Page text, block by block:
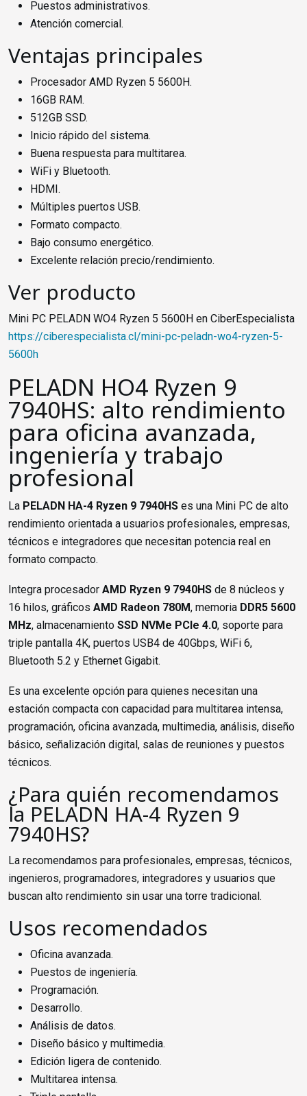
Puestos administrativos.
Atención comercial.
Ventajas principales
Procesador AMD Ryzen 5 5600H.
16GB RAM.
512GB SSD.
Inicio rápido del sistema.
Buena respuesta para multitarea.
WiFi y Bluetooth.
HDMI.
Múltiples puertos USB.
Formato compacto.
Bajo consumo energético.
Excelente relación precio/rendimiento.
Ver producto
Mini PC PELADN WO4 Ryzen 5 5600H en CiberEspecialista
https://ciberespecialista.cl/mini-pc-peladn-wo4-ryzen-5-
5600h
PELADN HO4 Ryzen 9
7940HS: alto rendimiento
para oficina avanzada,
ingeniería y trabajo
profesional
La PELADN HA-4 Ryzen 9 7940HS es una Mini PC de alto
rendimiento orientada a usuarios profesionales, empresas,
técnicos e integradores que necesitan potencia real en
formato compacto.
Integra procesador AMD Ryzen 9 7940HS de 8 núcleos y
16 hilos, gráficos AMD Radeon 780M, memoria DDR5 5600
MHz, almacenamiento SSD NVMe PCIe 4.0, soporte para
triple pantalla 4K, puertos USB4 de 40Gbps, WiFi 6,
Bluetooth 5.2 y Ethernet Gigabit.
Es una excelente opción para quienes necesitan una
estación compacta con capacidad para multitarea intensa,
programación, oficina avanzada, multimedia, análisis, diseño
básico, señalización digital, salas de reuniones y puestos
técnicos.
¿Para quién recomendamos
la PELADN HA-4 Ryzen 9
7940HS?
La recomendamos para profesionales, empresas, técnicos,
ingenieros, programadores, integradores y usuarios que
buscan alto rendimiento sin usar una torre tradicional.
Usos recomendados
Oficina avanzada.
Puestos de ingeniería.
Programación.
Desarrollo.
Análisis de datos.
Diseño básico y multimedia.
Edición ligera de contenido.
Multitarea intensa.